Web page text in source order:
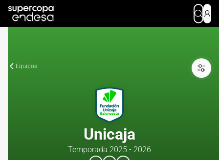
Equipos
Unicaja
Temporada 2025 - 2026